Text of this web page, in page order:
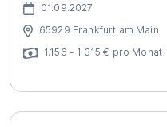
01.09.2027
65929 Frankfurt am Main
1.156 - 1.315 € pro Monat